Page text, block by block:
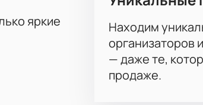
яркие
Находим
организаторов
— даже те,
продаже.